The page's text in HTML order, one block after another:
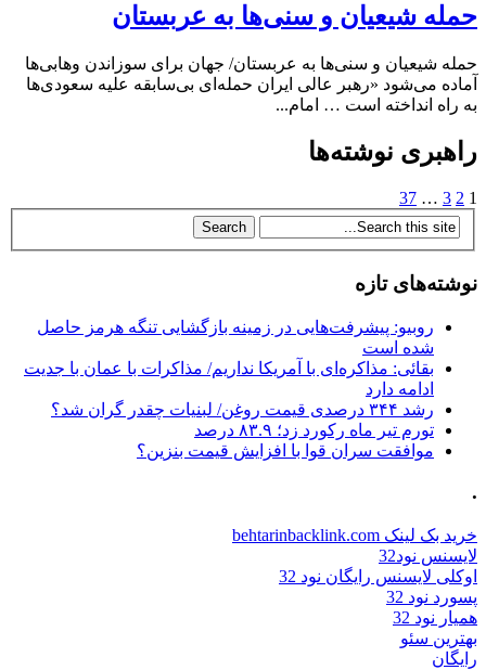
حمله شیعیان و سنی‌‌ها به عربستان
حمله شیعیان و سنی‌‌ها به عربستان/ جهان برای سوزاندن وهابی‌ها
آماده می‌شود «رهبر عالی ایران حمله‌ای بی‌سابقه علیه سعودی‌ها
به راه انداخته است … امام...
راهبری نوشته‌ها
1
2
3
…
37
نوشته‌های تازه
روبیو: پیشرفت‌هایی در زمینه بازگشایی تنگه هرمز حاصل
شده است
بقائی: مذاکره‌ای با آمریکا نداریم/ مذاکرات با عمان با جدیت
ادامه دارد
رشد ۳۴۴ درصدی قیمت روغن/ لبنیات چقدر گران شد؟
تورم تیر ماه رکورد زد؛ ۸۳.۹ درصد
موافقت سران قوا با افزایش قیمت بنزین؟
.
خرید بک لینک behtarinbacklink.com
لایسنس نود32
اوکلی لایسنس رایگان نود 32
پسورد نود 32
همیار نود 32
بهترین سئو
رایگان